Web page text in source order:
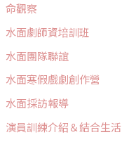
命觀察
水面劇師資培訓班
水面團隊聯誼
水面寒假戲劇創作營
水面採訪報導
演員訓練介紹＆結合生活